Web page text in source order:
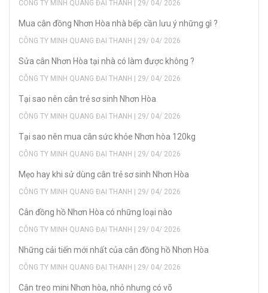
CÔNG TY MINH QUANG ĐẠI THANH | 29/ 04/ 2026
Mua cân đồng Nhơn Hòa nhà bếp cần lưu ý những gì ?
CÔNG TY MINH QUANG ĐẠI THANH | 29/ 04/ 2026
Sửa cân Nhơn Hòa tại nhà có làm được không ?
CÔNG TY MINH QUANG ĐẠI THANH | 29/ 04/ 2026
Tại sao nên cân trẻ sơ sinh Nhơn Hòa
CÔNG TY MINH QUANG ĐẠI THANH | 29/ 04/ 2026
Tại sao nên mua cân sức khỏe Nhơn hòa 120kg
CÔNG TY MINH QUANG ĐẠI THANH | 29/ 04/ 2026
Mẹo hay khi sử dùng cân trẻ sơ sinh Nhơn Hòa
CÔNG TY MINH QUANG ĐẠI THANH | 29/ 04/ 2026
Cân đồng hồ Nhơn Hòa có những loại nào
CÔNG TY MINH QUANG ĐẠI THANH | 29/ 04/ 2026
Những cải tiến mới nhất của cân đồng hồ Nhơn Hòa
CÔNG TY MINH QUANG ĐẠI THANH | 29/ 04/ 2026
Cân treo mini Nhơn hòa, nhỏ nhưng có võ